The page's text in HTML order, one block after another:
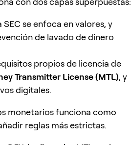
se enfoca en valores, y
de lavado de dinero
propios de licencia de
Transmitter License (MTL), y
digitales.
monetarios funciona como
reglas más estrictas.